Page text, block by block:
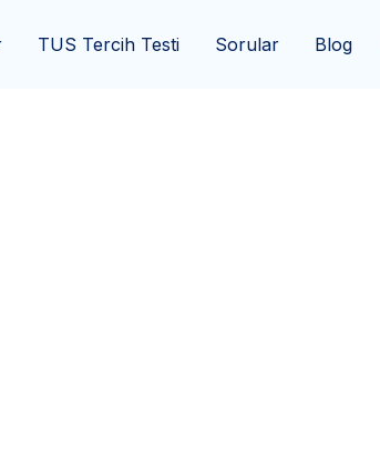
TUS Tercih Testi Sorular Blog